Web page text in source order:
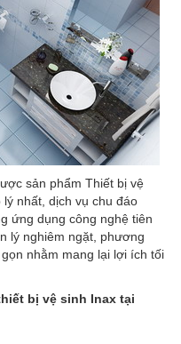
sản phẩm Thiết bị vệ
nhất, dịch vụ chu đáo
ứng dụng công nghệ tiên
lý nghiêm ngặt, phương
nhằm mang lại lợi ích tối
bị vệ sinh Inax tại